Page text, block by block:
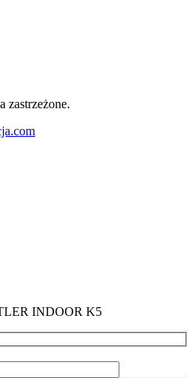
zastrzeżone.
INDOOR K5